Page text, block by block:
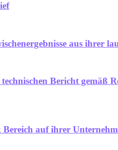
aus ihrer
Bericht gemäß
auf ihrer